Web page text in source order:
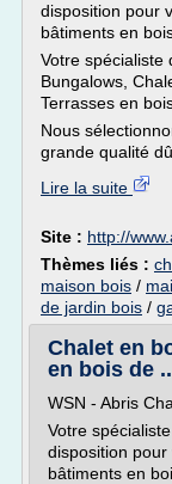
disposition pour
bâtiments en
Votre spécialiste
Bungalows,
Terrasses en
Nous
grande qualité
Lire la suite
Site : http://
Thèmes liés :
maison bois /
de jardin bois /
Chalet en
en bois de
WSN - Abris
Votre
disposition
bâtiments en